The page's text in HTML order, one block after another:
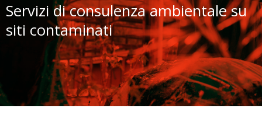
Servizi di consulenza ambientale su
siti contaminati